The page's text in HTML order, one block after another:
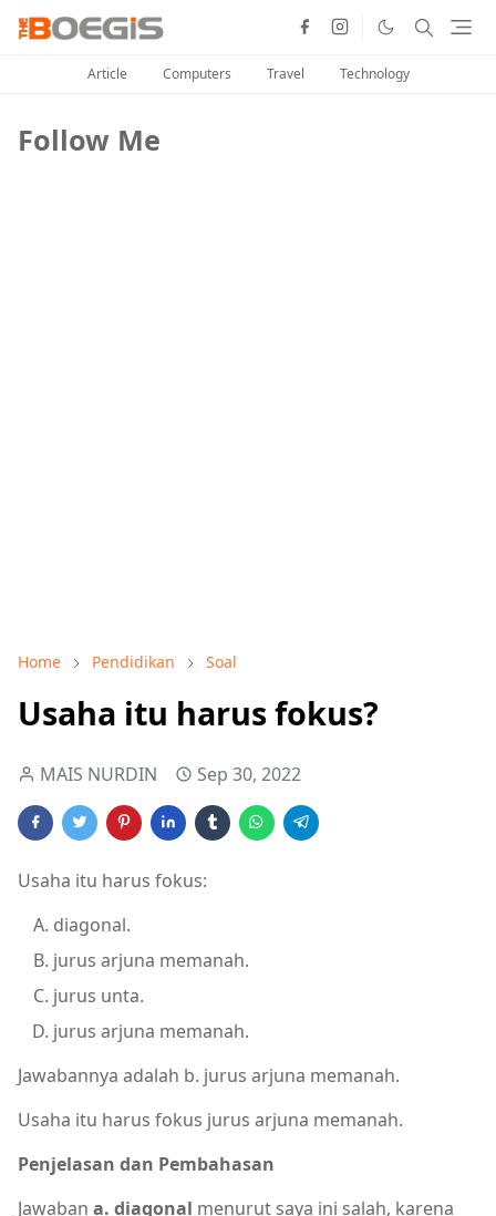
Article Computers Travel Technology
Follow Me
Home Pendidikan Soal
Usaha itu harus fokus?
MAIS NURDIN Sep 30, 2022
Usaha itu harus fokus:
diagonal.
jurus arjuna memanah.
jurus unta.
jurus arjuna memanah.
Jawabannya adalah b. jurus arjuna memanah.
Usaha itu harus fokus jurus arjuna memanah.
Penjelasan dan Pembahasan
Jawaban a. diagonal menurut saya ini salah, karena